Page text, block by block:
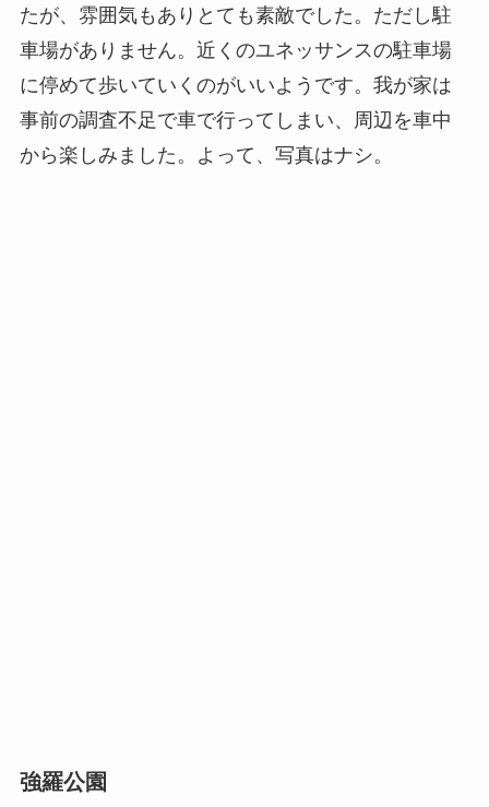
たが、雰囲気もありとても素敵でした。ただし駐
車場がありません。近くのユネッサンスの駐車場
に停めて歩いていくのがいいようです。我が家は
事前の調査不足で車で行ってしまい、周辺を車中
から楽しみました。よって、写真はナシ。
強羅公園